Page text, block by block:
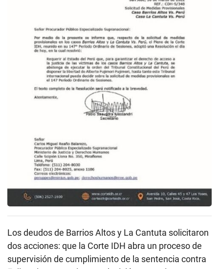
Los deudos de Barrios Altos y La Cantuta solicitaron
dos acciones: que la Corte IDH abra un proceso de
supervisión de cumplimiento de la sentencia contra